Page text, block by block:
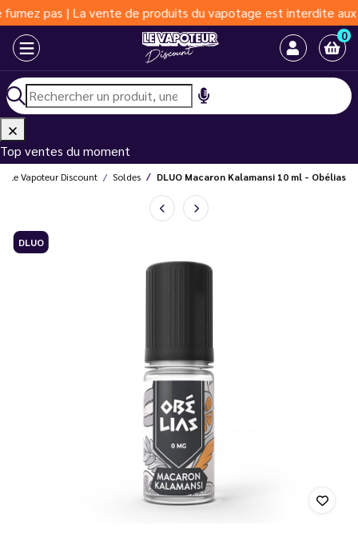
pas | La vente de produits du vapotage est interdite aux
0
Top ventes du moment
Le Vapoteur Discount Soldes DLUO Macaron Kalamansi 10 ml - Obélias
DLUO